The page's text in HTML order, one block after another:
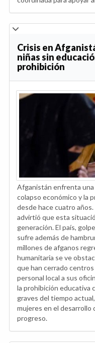
Crisis en
niñas sin
prohibición
Afganistán enfrenta una
colapso económico y la
desde hace cuatro
advirtió que esta
generación. El país,
sufre además de
millones de afganos
humanitaria se ve
que han cerrado
personal local a sus
la prohibición educativa
graves del tiempo
mujeres en el desarrollo
progreso.